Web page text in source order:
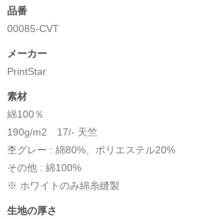
品番
00085-CVT
メーカー
PrintStar
素材
綿100％
190g/m2 17/- 天竺
杢グレー : 綿80%、ポリエステル20%
その他 : 綿100%
※ ホワイトのみ綿糸縫製
生地の厚さ